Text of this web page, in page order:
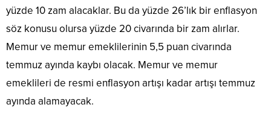
yüzde 10 zam alacaklar. Bu da yüzde 26’lık bir enflasyon
söz konusu olursa yüzde 20 civarında bir zam alırlar.
Memur ve memur emeklilerinin 5,5 puan civarında
temmuz ayında kaybı olacak. Memur ve memur
emeklileri de resmi enflasyon artışı kadar artışı temmuz
ayında alamayacak.